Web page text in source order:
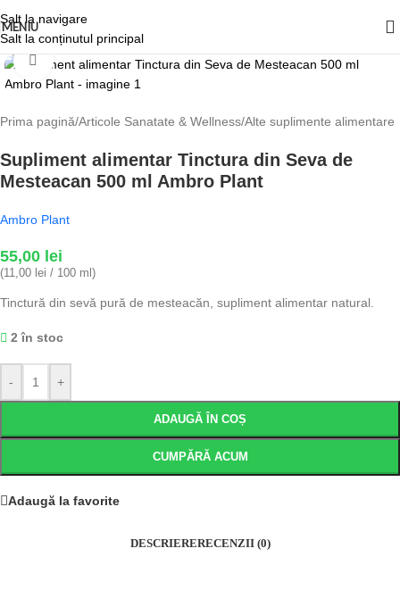
Salt la navigare
Salt la conținutul principal
MENIU
Fă clic pentru a mări
Prima pagină/Articole Sanatate & Wellness/Alte suplimente alimentare
Supliment alimentar Tinctura din Seva de
Mesteacan 500 ml Ambro Plant
Ambro Plant
55,00 lei
(11,00 lei / 100 ml)
Tinctură din sevă pură de mesteacăn, supliment alimentar natural.
2 în stoc
- +
ADAUGĂ ÎN COȘ
CUMPĂRĂ ACUM
Adaugă la favorite
DESCRIERERECENZII (0)